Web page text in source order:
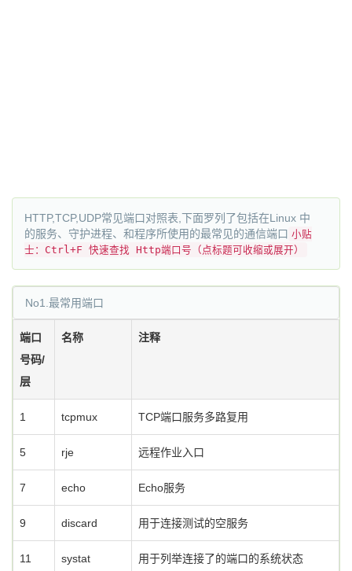
HTTP,TCP,UDP常见端口对照表,下面罗列了包括在Linux 中
的服务、守护进程、和程序所使用的最常见的通信端口 小贴
士：Ctrl+F 快速查找 Http端口号（点标题可收缩或展开）
No1.最常用端口
端口
号码/
层
名称 注释
1 tcpmux TCP端口服务多路复用
5 rje 远程作业入口
7 echo Echo服务
9 discard 用于连接测试的空服务
11 systat 用于列举连接了的端口的系统状态